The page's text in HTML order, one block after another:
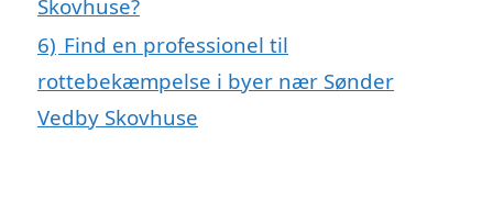
Skovhuse?
6) Find en professionel til
rottebekæmpelse i byer nær Sønder
Vedby Skovhuse